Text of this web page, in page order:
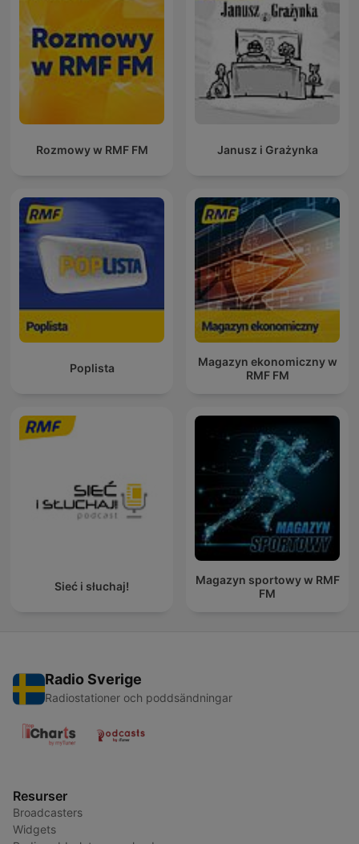
Rozmowy w RMF FM Janusz i Grażynka
Poplista
Magazyn ekonomiczny w
RMF FM
Sieć i słuchaj!
Magazyn sportowy w RMF
FM
Radio Sverige
Radiostationer och poddsändningar
Resurser
Broadcasters
Widgets